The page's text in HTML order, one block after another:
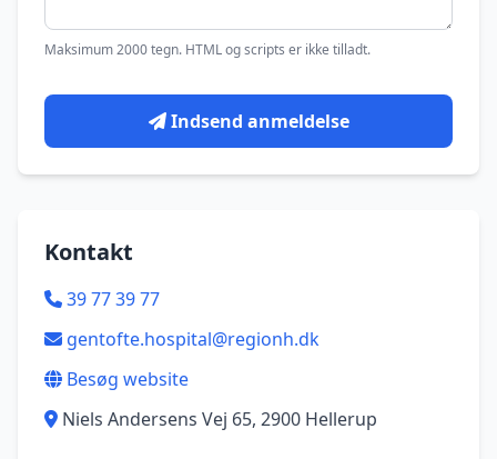
Maksimum 2000 tegn. HTML og scripts er ikke tilladt.
Indsend anmeldelse
Kontakt
39 77 39 77
gentofte.hospital@regionh.dk
Besøg website
Niels Andersens Vej 65, 2900 Hellerup